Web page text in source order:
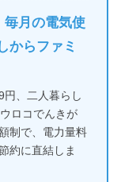
月の電気使
からファミ
、二人暮らし
ロコでんきが
制で、電力量料
約に直結しま